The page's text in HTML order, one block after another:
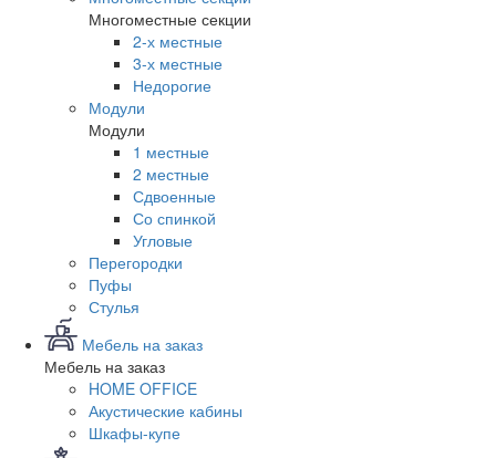
Многоместные секции
2-х местные
3-х местные
Недорогие
Модули
Модули
1 местные
2 местные
Сдвоенные
Со спинкой
Угловые
Перегородки
Пуфы
Стулья
Мебель на заказ
Мебель на заказ
HOME OFFICE
Акустические кабины
Шкафы-купе